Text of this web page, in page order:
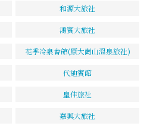
和源大旅社
鴻賓大旅社
花季冷泉會館(原大崗山溫泉旅社)
代迪賓館
皇佳旅社
嘉興大旅社